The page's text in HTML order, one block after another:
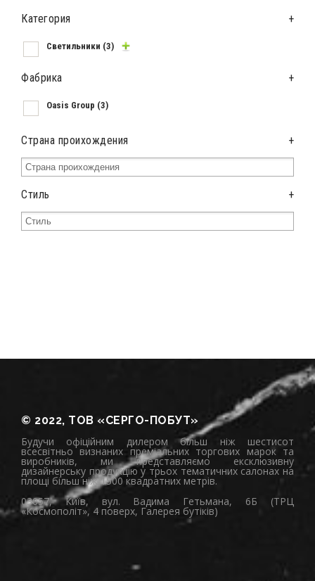
Категория +
Светильники (3)
Фабрика +
Oasis Group (3)
Страна проихождения +
Стиль +
© 2022, ТОВ «СЕРГО-ПОБУТ»
Будучи офіційним дилером більш ніж шестисот
всесвітньо визнаних преміальних торгових марок та
виробників, ми представляємо ексклюзивну
дизайнерську продукцію у трьох тематичних салонах на
площі більш ніж 1500 квадратних метрів.
03057, Київ, вул. Вадима Гетьмана, 6Б (ТРЦ
«Космополіт», 4 поверх, Галерея бутіків)